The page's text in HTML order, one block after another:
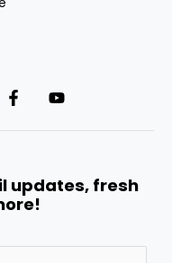
updates, fresh